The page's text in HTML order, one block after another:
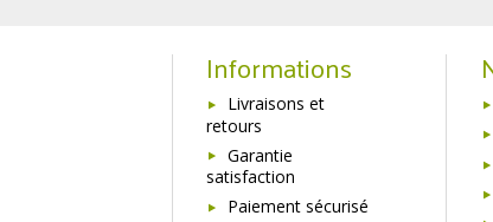
Informations
Livraisons et
retours
Garantie
satisfaction
Paiement sécurisé